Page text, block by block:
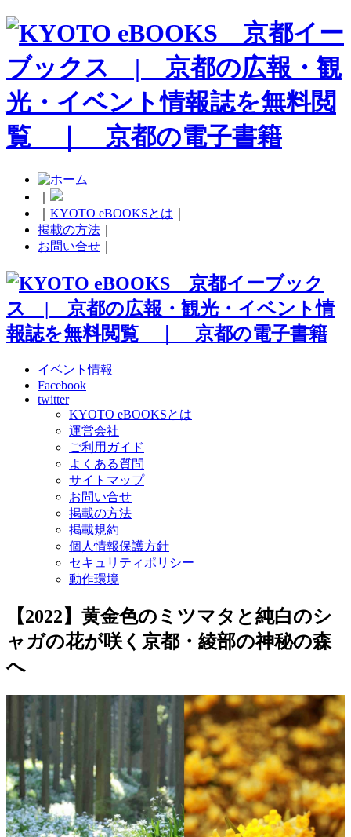
KYOTO eBOOKSとは
掲載の方法
お問い合せ
イベント情報
Facebook
twitter
KYOTO eBOOKSとは
運営会社
ご利用ガイド
よくある質問
サイトマップ
お問い合せ
掲載の方法
掲載規約
個人情報保護方針
セキュリティポリシー
動作環境
【2022】黄金色のミツマタと純白のシ
ャガの花が咲く京都・綾部の神秘の森
へ